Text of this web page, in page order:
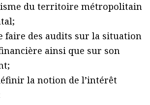
du territoire métropolitain
faire des audits sur la situation
ainsi que sur son
la notion de l’intérêt